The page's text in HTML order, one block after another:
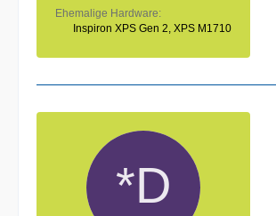
Ehemalige Hardware
Inspiron XPS Gen 2, XPS M1710